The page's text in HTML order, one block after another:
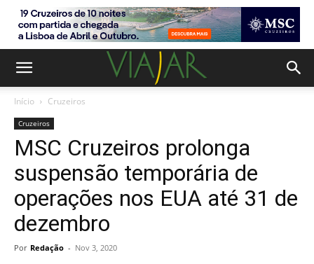
Início Cruzeiros
Cruzeiros
MSC Cruzeiros prolonga
suspensão temporária de
operações nos EUA até 31 de
dezembro
Por Redação - Nov 3, 2020